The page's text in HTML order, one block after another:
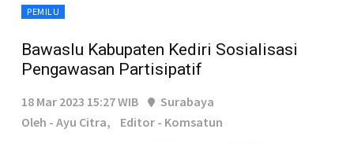
PEMILU
Bawaslu Kabupaten Kediri Sosialisasi
Pengawasan Partisipatif
18 Mar 2023 15:27 WIB
Surabaya
Oleh - Ayu Citra,
Editor - Komsatun